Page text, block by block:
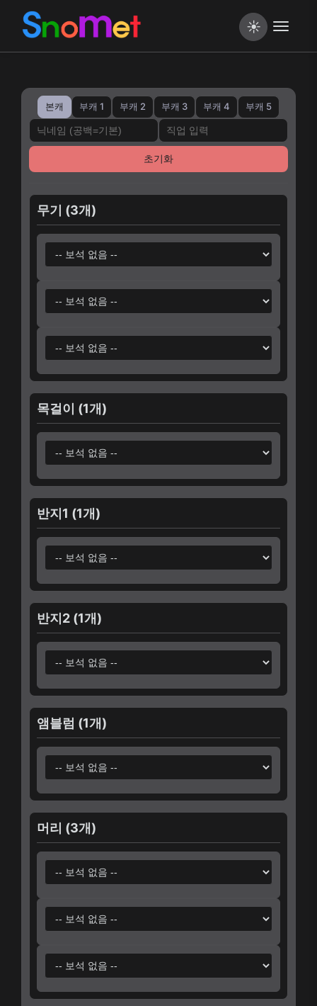
마비노기 모바일 보석 시뮬레이
☀️
본캐 부캐 1 부캐 2 부캐 3 부캐 4 부캐 5
초기화
무기 (3개)
목걸이 (1개)
반지1 (1개)
반지2 (1개)
앰블럼 (1개)
머리 (3개)